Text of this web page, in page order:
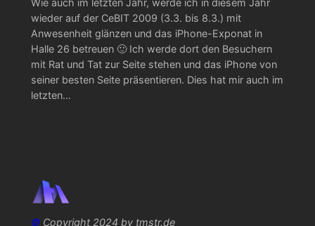
wieder auf der CeBIT 2009 (3.3. bis 8.3.) mit
Anwesenheit glänzen und das iPhone-Exponat in
Halle 26 betreuen 🙂 Ich werde dort den Besuchern
mit Rat und Tat zur Seite stehen und das iPhone von
seiner besten Seite präsentieren. Dies hat mir auch im
letzten…
©Copyright 2024 by tmstr.de